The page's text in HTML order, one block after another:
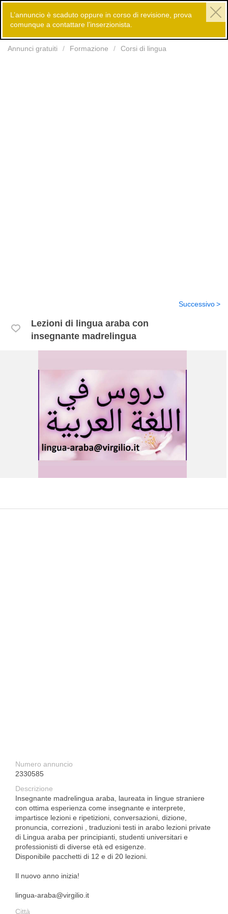
Annunci gratuiti Formazione Corsi di lingua
L’annuncio è scaduto oppure in corso di revisione, prova
comunque a contattare l’inserzionista.
Lezioni di lingua araba con
insegnante madrelingua
Successivo
Numero annuncio
2330585
Descrizione
Insegnante madrelingua araba, laureata in lingue straniere
con ottima esperienza come insegnante e interprete,
impartisce lezioni e ripetizioni, conversazioni, dizione,
pronuncia, correzioni , traduzioni testi in arabo lezioni private
di Lingua araba per principianti, studenti universitari e
professionisti di diverse età ed esigenze.
Disponibile pacchetti di 12 e di 20 lezioni.
Il nuovo anno inizia!
lingua-araba@virgilio.it
Città